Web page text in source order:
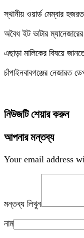
স্থানীয় ওয়ার্ড মেম্বার
অবৈধ ইট ভাটার
এছাড়া মালিকের বিষয়ে
চাঁপাইনবাবগঞ্জের নেজারত
নিউজটি শেয়ার করুন
আপনার মন্তব্য
Your email address
মন্তব্য লিখুন
নাম